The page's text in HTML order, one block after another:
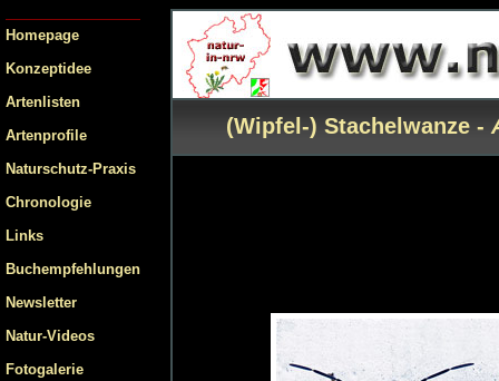
Homepage
Konzeptidee
Artenlisten
Artenprofile
Naturschutz-Praxis
Chronologie
Links
Buchempfehlungen
Newsletter
Natur-Videos
Fotogalerie
(Wipfel-) Stachelwanze -